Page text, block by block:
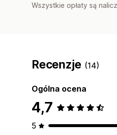
Wszystkie opłaty są
Recenzje (14)
Ogólna ocena
4,7
5